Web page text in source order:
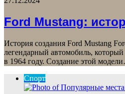
Ford Mustang:
История создания Ford Mustang
легендарный автомобиль,
в 1964 году. Создание этой
Спорт